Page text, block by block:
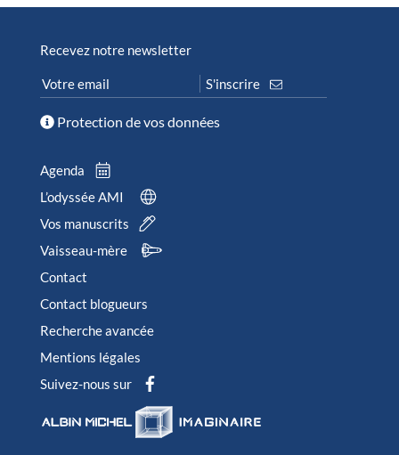
Recevez notre newsletter
Protection de vos données
Agenda
L’odyssée AMI
Vos manuscrits
Vaisseau-mère
Contact
Contact blogueurs
Recherche avancée
Mentions légales
Suivez-nous sur